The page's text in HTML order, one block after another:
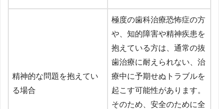
精神的な問題を抱えてい
る場合
極度の歯科治療恐怖症の方
や、知的障害や精神疾患を
抱えている方は、通常の抜
歯治療に耐えられない、治
療中に予期せぬトラブルを
起こす可能性があります。
そのため、安全のために全